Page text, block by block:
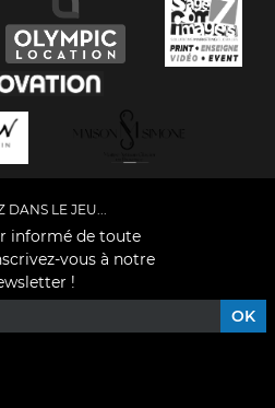
DANS LE JEU...
informé de toute
vous à notre
!